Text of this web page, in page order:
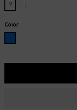
M
L
Color